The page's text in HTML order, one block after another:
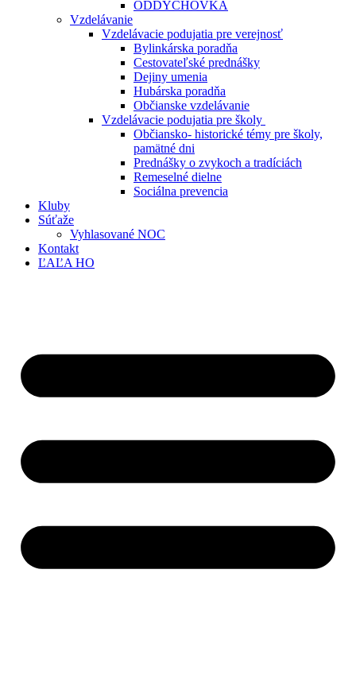
ODDYCHOVKA
Vzdelávanie
Vzdelávacie podujatia pre verejnosť
Bylinkárska poradňa
Cestovateľské prednášky
Dejiny umenia
Hubárska poradňa
Občianske vzdelávanie
Vzdelávacie podujatia pre školy
Občiansko- historické témy pre školy,
pamätné dni
Prednášky o zvykoch a tradíciách
Remeselné dielne
Sociálna prevencia
Kluby
Súťaže
Vyhlasované NOC
Kontakt
ĽAĽA HO